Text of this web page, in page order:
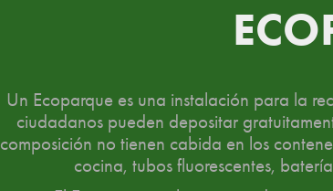
Un Ecoparque es una instalación para la
ciudadanos pueden depositar
composición no tienen cabida en los
cocina, tubos fluorescentes,